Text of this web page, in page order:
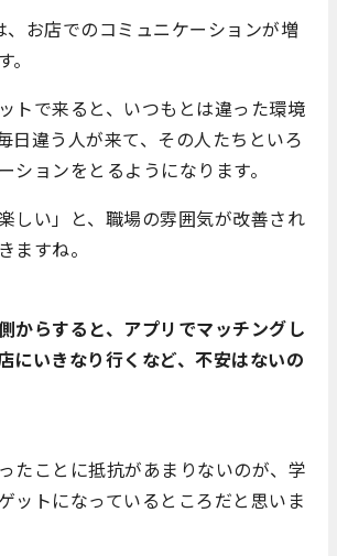
、お店でのコミュニケーションが増
トで来ると、いつもとは違った環境
日違う人が来て、その人たちといろ
ションをとるようになります。
しい」と、職場の雰囲気が改善され
ますね。
からすると、アプリでマッチングし
にいきなり行くなど、不安はないの
たことに抵抗があまりないのが、学
ットになっているところだと思いま